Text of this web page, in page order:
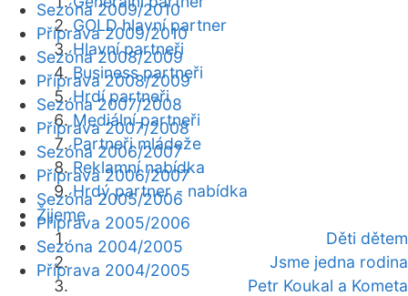
GOLD hlavní partner
Hlavní partneři
Business partneři
Hrdí partneři
Mediální partneři
Partneři mládeže
Reklamní nabídka
Hrdý partner - nabídka
Žijeme
Děti dětem
Jsme jedna rodina
Petr Koukal a Kometa
Sezóna 2009/2010
Příprava 2009/2010
Sezóna 2008/2009
Příprava 2008/2009
Sezóna 2007/2008
Příprava 2007/2008
Sezóna 2006/2007
Příprava 2006/2007
Sezóna 2005/2006
Příprava 2005/2006
Sezóna 2004/2005
Příprava 2004/2005